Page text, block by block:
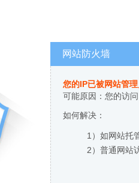
网站防火墙
您的IP已被网站管
可能原因：您的访
如何解决：
1）如网站托
2）普通网站